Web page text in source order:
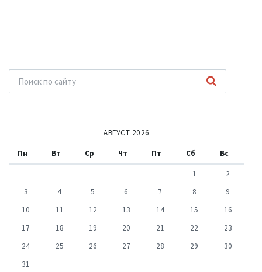
АВГУСТ 2026
Пн Вт Ср Чт Пт Сб Вс
1
2
3
4 5 6 7 8
9
10
11 12 13 14 15
16
17
18 19 20 21 22
23
24
25 26 27 28 29
30
31